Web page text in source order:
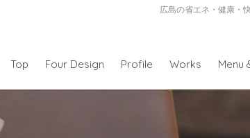
広島の省エネ・健康・
Top Four Design Profile Works Menu